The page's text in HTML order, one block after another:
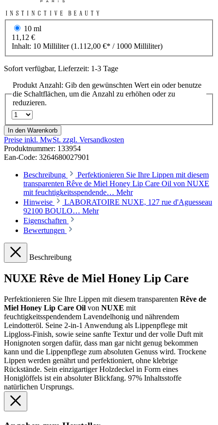
10 ml
11,12 €
Inhalt: 10 Milliliter(1.112,00 €* / 1000 Milliliter)
Sofort verfügbar, Lieferzeit: 1-3 Tage
Produkt Anzahl: Gib den gewünschten Wert ein oder benutze
die Schaltflächen, um die Anzahl zu erhöhen oder zu
reduzieren.
In den Warenkorb
Preise inkl. MwSt. zzgl. Versandkosten
Produktnummer: 133954
Ean-Code: 3264680027901
Beschreibung
Perfektionieren Sie Ihre Lippen mit diesem
transparenten Rêve de Miel Honey Lip Care Oil von NUXE
mit feuchtigkeitsspendende… Mehr
Hinweise
LABORATOIRE NUXE, 127 rue d'Aguesseau
92100 BOULO… Mehr
Eigenschaften
Bewertungen
Beschreibung
NUXE Rêve de Miel Honey Lip Care
Perfektionieren Sie Ihre Lippen mit diesem transparenten Rêve de
Miel Honey Lip Care Oil von NUXE mit
feuchtigkeitsspendendem Lavendelhonig und nährendem
Leindotteröl. Seine 2-in-1 Anwendung als Lippenpflege mit
Lipgloss-Finish, sowie seine sanfte Textur und der volle Duft mit
Honignoten sorgen dafür, dass man gar nicht genug bekommen
kann und die Lippenpflege zum absoluten Genuss wird. Trockene
Lippen werden genährt und perfektioniert, ohne klebrige
Rückstände. Sein einzigartiger Holzdeckel in Form eines
Honiglöffels ist ein absoluter Blickfang. 97% Inhaltsstoffe
natürlichen Ursprungs.